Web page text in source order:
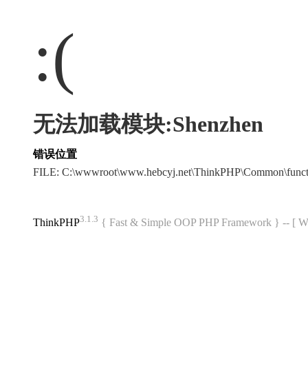
:(
无法加载模块:Shenzhen
错误位置
FILE:
ThinkPHP3.1.3 { Fast & Simple OOP PHP Framework } -- [